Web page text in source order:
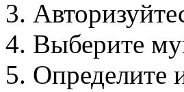
3.
4. Выберите
5. Определите